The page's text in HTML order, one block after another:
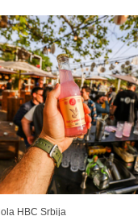
HBC Srbija